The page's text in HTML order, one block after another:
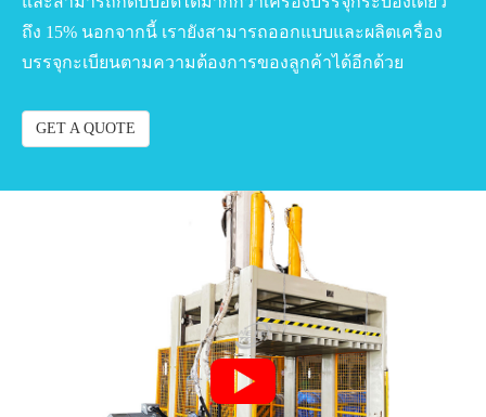
ถึง 15% นอกจากนี้ เรายังสามารถออกแบบและผลิตเครื่อง
บรรจุกะเบียนตามความต้องการของลูกค้าได้อีกด้วย
GET A QUOTE
